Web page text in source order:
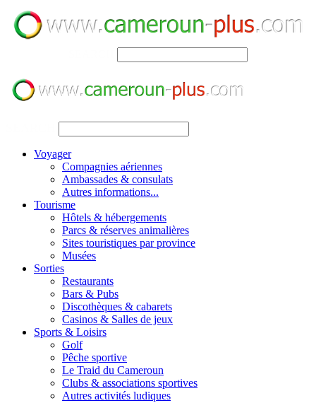
Voyager
Compagnies aériennes
Ambassades & consulats
Autres informations...
Tourisme
Hôtels & hébergements
Parcs & réserves animalières
Sites touristiques par province
Musées
Sorties
Restaurants
Bars & Pubs
Discothèques & cabarets
Casinos & Salles de jeux
Sports & Loisirs
Golf
Pêche sportive
Le Traid du Cameroun
Clubs & associations sportives
Autres activités ludiques